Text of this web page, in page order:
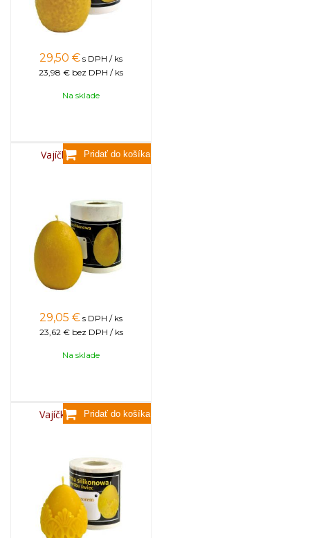
29,50 € s DPH / ks
23,98 € bez DPH / ks
Na sklade
Vajíčko s textúrou
29,05 € s DPH / ks
23,62 € bez DPH / ks
Na sklade
Vajíčko so vzorom